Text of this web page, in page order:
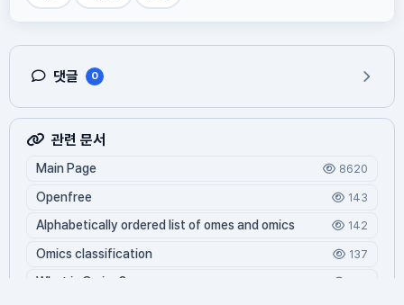
댓글 0
관련 문서
Main Page 8620
Openfree 143
Alphabetically ordered list of omes and omics 142
Omics classification 137
What is Oming?